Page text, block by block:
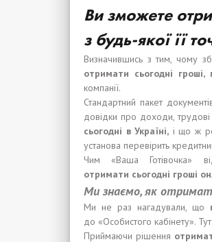
Ви зможете
з будь-якої її
Визначившись з тим, чому
отримати сьогодні гроші,
компанії.
Стандартний пакет
довідки про доходи,
сьогодні в Україні, і що ж
установа перевірить
Чим «Ваша Готівочка»
отримати сьогодні гроші
Ми знаємо,як
Ми не раз нагадували, що
до «Особистого кабінету».
Приймаючи рішення